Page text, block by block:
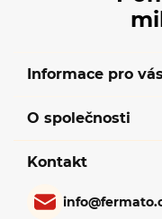
Informace pro vás
O společnosti
Kontakt
info@